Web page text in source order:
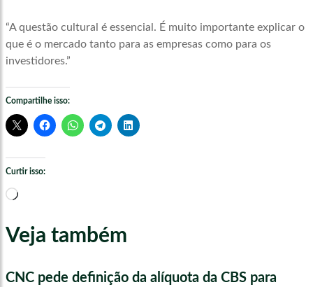
“A questão cultural é essencial. É muito importante explicar o
que é o mercado tanto para as empresas como para os
investidores.”
Compartilhe isso:
Curtir isso:
Carregando...
Veja também
CNC pede definição da alíquota da CBS para